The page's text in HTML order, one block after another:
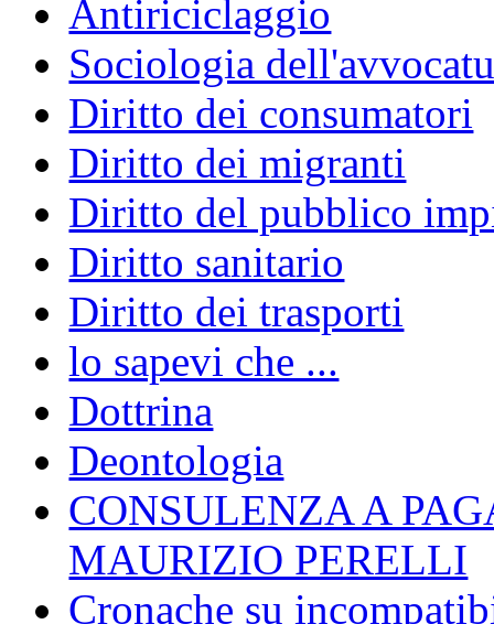
Antiriciclaggio
Sociologia
Diritto dei consumatori
Diritto dei migranti
Diritto del pubblico
Diritto sanitario
Diritto dei trasporti
lo sapevi che ...
Dottrina
Deontologia
CONSULENZA A
MAURIZIO PERELLI
Cronache su